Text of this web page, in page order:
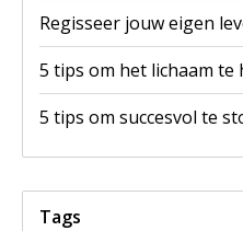
Regisseer jouw eigen
5 tips om het lichaam
5 tips om succesvol te
Tags